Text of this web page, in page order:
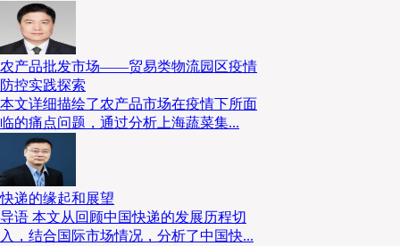
通过明确责任、规范流程、强化演练，快仓将安全防护融入生
农产品批发市场——贸易类物流园区疫情
防控实践探索
本文详细描绘了农产品市场在疫情下所面
临的痛点问题，通过分析上海蔬菜集...
快递的缘起和展望
导语 本文从回顾中国快递的发展历程切
入，结合国际市场情况，分析了中国快...